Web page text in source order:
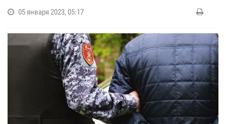
05 января 2023, 05:17